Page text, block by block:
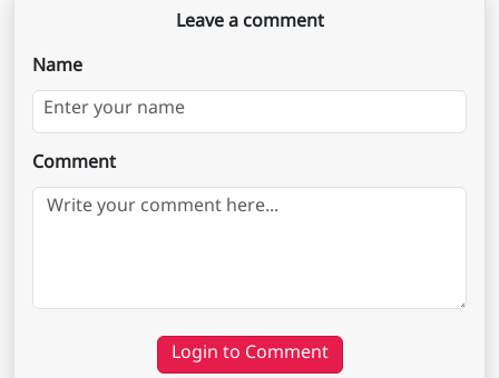
Leave a comment
Name
Comment
Login to Comment